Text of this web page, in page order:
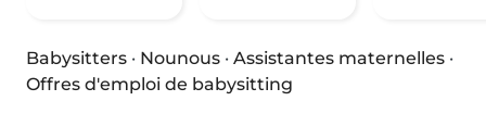
Babysitters · Nounous · Assistantes maternelles ·
Offres d'emploi de babysitting